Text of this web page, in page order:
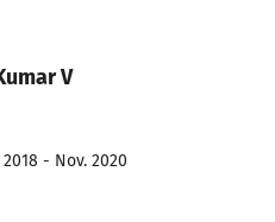
V
- Nov. 2020